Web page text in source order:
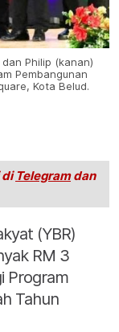
Philip (kanan)
Pembangunan
Kota Belud.
di Telegramdan
(YBR)
RM 3
Program
Tahun